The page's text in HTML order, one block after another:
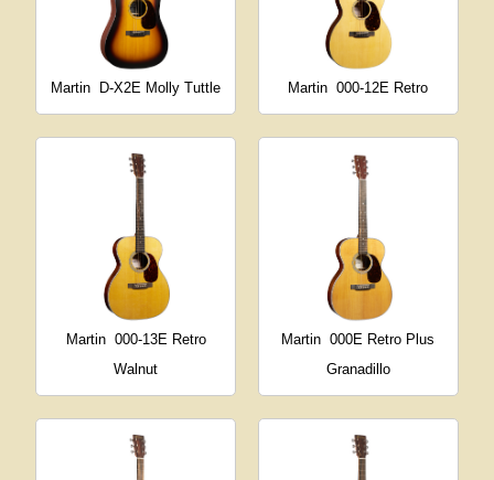
Martin D-X2E Molly Tuttle Martin 000-12E Retro
Martin 000-13E Retro
Walnut
Martin 000E Retro Plus
Granadillo